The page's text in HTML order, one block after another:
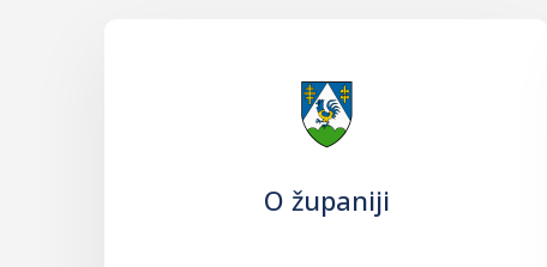
O županiji